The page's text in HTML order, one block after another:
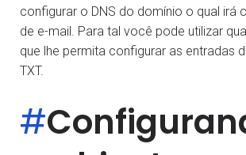
configurar o DNS do domínio o qual irá
de e-mail. Para tal você pode utilizar
que lhe permita configurar as entradas
TXT.
#